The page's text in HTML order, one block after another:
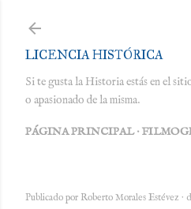
LICENCIA HISTÓRICA
Si te gusta la Historia estás en el
o apasionado de la misma.
PÁGINA PRINCIPAL
Publicado por Roberto Morales Estévez